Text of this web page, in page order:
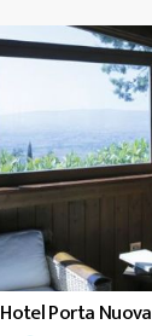
Hotel Porta Nuova